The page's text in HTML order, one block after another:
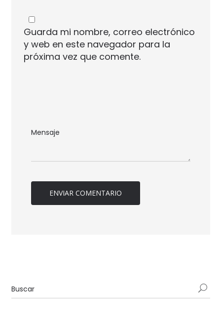
Guarda mi nombre, correo electrónico
y web en este navegador para la
próxima vez que comente.